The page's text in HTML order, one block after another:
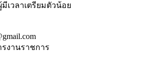
เวลาเตรียมตัวน้อย
รงานราชการ